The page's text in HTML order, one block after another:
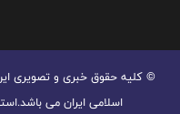
© کليه حقوق خبری و تصويری
اسلامی ایران می